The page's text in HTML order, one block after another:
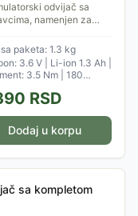
odvijač sa
namenjen za
paketa: 1.3 kg
3.6 V | Li-ion 1.3 Ah |
3.5 Nm | 180
RSD
Dodaj u korpu
sa kompletom